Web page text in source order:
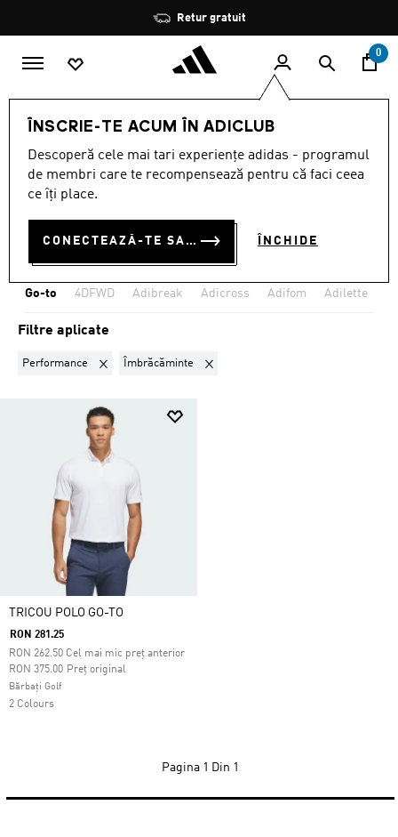
Oprește
rotația
Retur gratuit
0
ÎNSCRIE-TE ACUM ÎN ADICLUB
Descoperă cele mai tari experiențe adidas - programul
de membri care te recompensează pentru că faci ceea
ce îți place.
CONECTEAZĂ-TE SAU ÎNSCRIE-TE ACUM ÎNCHIDE
Franchises Go-to
PERFORMANCE ·
ÎMBRĂCĂMINTE
Filtrează Imagini Mari
Go-to 4DFWD Adibreak Adicross Adifom Adilette
Filtre aplicate
Performance Elimină filtrul Sortat momentan după DIVIZIE: Performance
Îmbrăcăminte Elimină filtrul Sortat momentan după
TRICOU POLO GO-TO
RON 281.25
RON 262.50 Cel mai mic preț anterior
Preț original
Preț redus de la
RON 375.00la
Bărbați Golf
2 Colours
Pagina 1 Din 1